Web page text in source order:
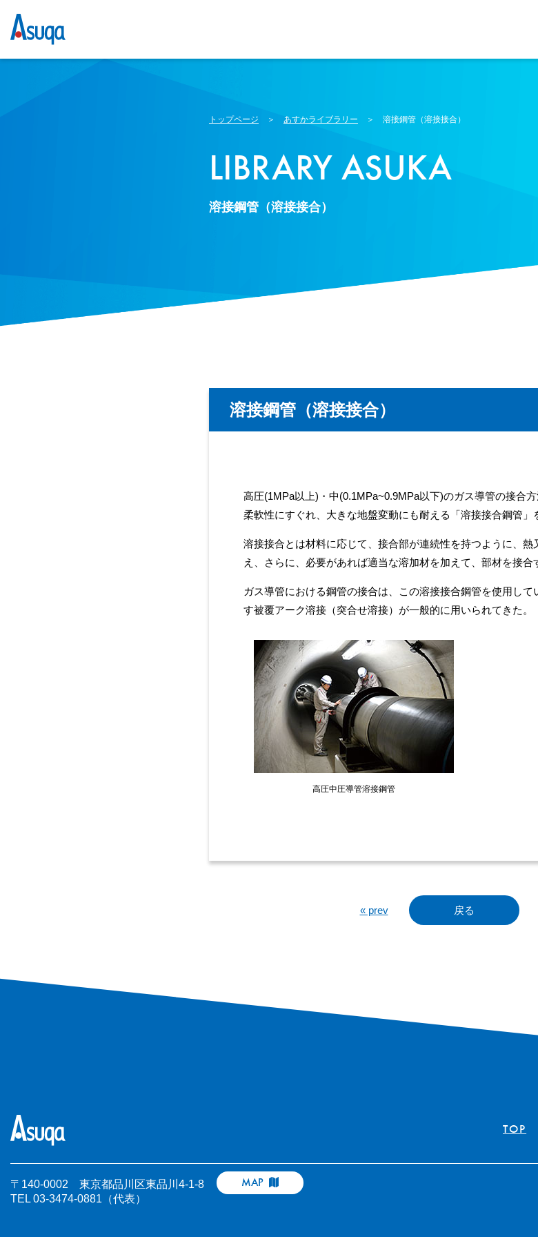
トップページ ＞ あすかライブラリー ＞ 溶接鋼管（溶接接合）
LIBRARY ASUKA
溶接鋼管（溶接接合）
溶接鋼管（溶接接合）
高圧(1MPa以上)・中(0.1MPa~0.9MPa以下)のガス導管の接合
柔軟性にすぐれ、大きな地盤変動にも耐える「溶接接合鋼管」
溶接接合とは材料に応じて、接合部が連続性を持つように、熱
え、さらに、必要があれば適当な溶加材を加えて、部材を接合
ガス導管における鋼管の接合は、この溶接接合鋼管を使用して
す被覆アーク溶接（突合せ溶接）が一般的に用いられてきた。
高圧中圧導管溶接鋼管
« prev 戻る
TOP
〒140-0002 東京都品川区東品川4-1-8 MAP
TEL 03-3474-0881（代表）